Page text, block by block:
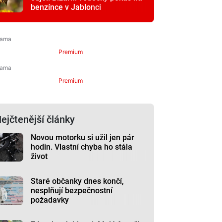
benzínce v Jablonci
Premium
Premium
články
Novou motorku si užil jen pár
hodin. Vlastní chyba ho stála
život
Staré občanky dnes končí,
nesplňují bezpečnostní
požadavky